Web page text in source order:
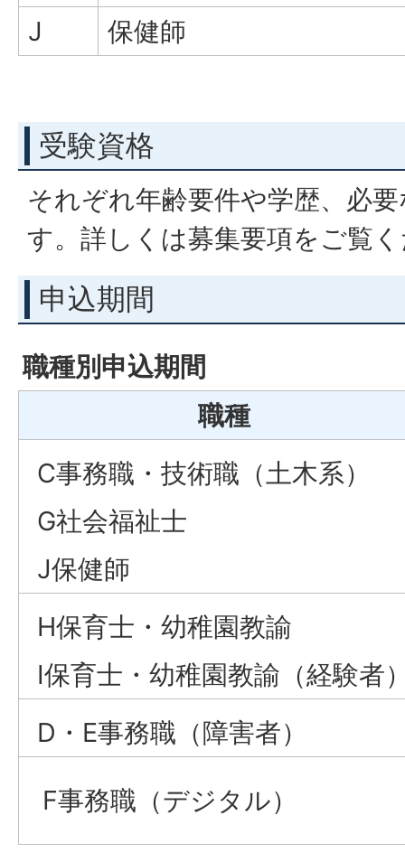
J
保健師
受験資格
それぞれ年齢要件や学歴、必
す。詳しくは募集要項をご覧
申込期間
職種別申込期間
職種
C事務職・技術職（土木系）
G社会福祉士
J保健師
H保育士・幼稚園教諭
I保育士・幼稚園教諭（経験者
D・E事務職（障害者）
F事務職（デジタル）